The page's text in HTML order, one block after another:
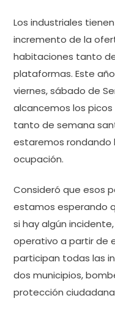
Los industriales
incremento de la
habitaciones tanto
plataformas. Este
viernes, sábado de
alcancemos los
tanto de semana
estaremos rondando
ocupación.
Consideró que esos
estamos esperando
si hay algún
operativo a partir de
participan todas las
dos municipios,
protección